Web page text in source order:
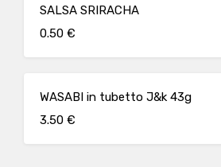
SALSA SRIRACHA
0.50 €
WASABI in tubetto J&k 43g
3.50 €